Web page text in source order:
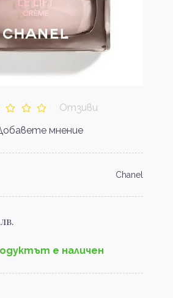
Отзиви
мнение
Chanel
е наличен